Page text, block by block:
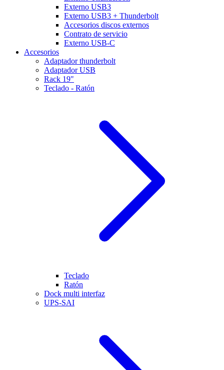
Externo USB3
Externo USB3 + Thunderbolt
Accesorios discos externos
Contrato de servicio
Externo USB-C
Accesorios
Adaptador thunderbolt
Adaptador USB
Rack 19"
Teclado - Ratón
Teclado
Ratón
Dock multi interfaz
UPS-SAI